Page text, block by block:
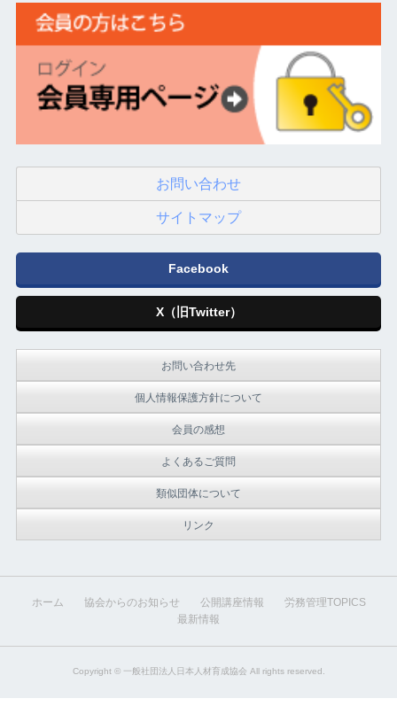
お問い合わせ
サイトマップ
Facebook
X（旧Twitter）
お問い合わせ先
個人情報保護方針について
会員の感想
よくあるご質問
類似団体について
リンク
ホーム 協会からのお知らせ 公開講座情報
労務管理TOPICS
最新情報
Copyright © 一般社団法人日本人材育成協会 All rights reserved.